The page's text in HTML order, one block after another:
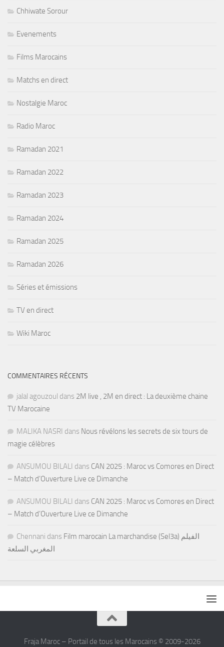
Chhiwate Sorour
Evenements
Films Marocains
Matchs en direct
Nostalgie Maroc
Radio Maroc
Ramadan 2021
Ramadan 2022
Ramadan 2023
Ramadan 2024
Ramadan 2025
Ramadan 2026
Séries et émissions
TV en direct
Wiki Maroc
COMMENTAIRES RÉCENTS
jalal agouzoul dans 2M live , 2M en direct : La deuxième chaine
TV Marocaine
MALIKA NASRI dans Nous révélons les secrets de six tours de
magie célèbres
ANSUMOU BILALI dans CAN 2025 : Maroc vs Comores en Direct
– Match d’Ouverture Live ce Dimanche
ANSUMOU BILALI dans CAN 2025 : Maroc vs Comores en Direct
– Match d’Ouverture Live ce Dimanche
Chennani dans Film marocain La marchandise (Sel3a) الفيلم
المغربي السلعة
Fraja Maroc – Portail de tous les Marocains © 2009-2026